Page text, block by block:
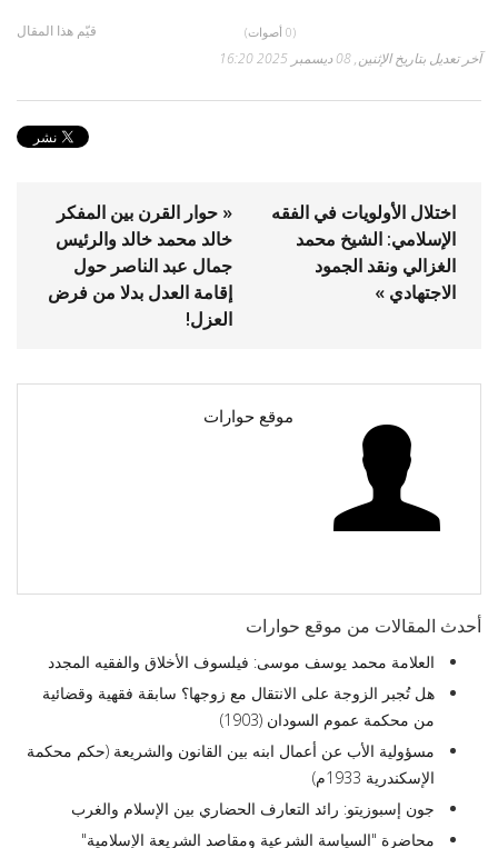
قيّم هذا المقال (0 أصوات)
آخر تعديل بتاريخ الإثنين, 08 ديسمبر 2025 16:20
« حوار القرن بين المفكر
خالد محمد خالد والرئيس
جمال عبد الناصر حول
إقامة العدل بدلا من فرض
العزل!
اختلال الأولويات في الفقه
الإسلامي: الشيخ محمد
الغزالي ونقد الجمود
الاجتهادي »
موقع حوارات
أحدث المقالات من موقع حوارات
العلامة محمد يوسف موسى: فيلسوف الأخلاق والفقيه المجدد
هل تُجبر الزوجة على الانتقال مع زوجها؟ سابقة فقهية وقضائية
من محكمة عموم السودان (1903)
مسؤولية الأب عن أعمال ابنه بين القانون والشريعة (حكم محكمة
الإسكندرية 1933م)
جون إسبوزيتو: رائد التعارف الحضاري بين الإسلام والغرب
محاضرة "السياسة الشرعية ومقاصد الشريعة الإسلامية"